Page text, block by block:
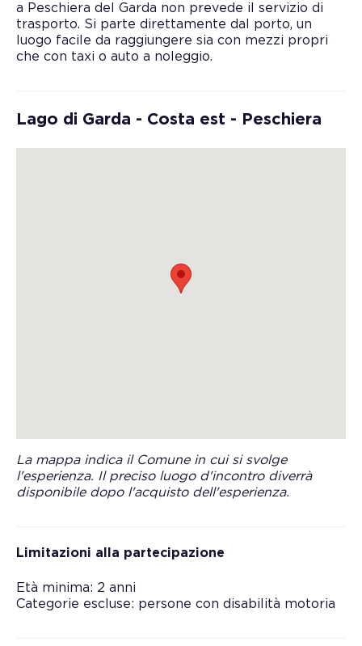
a Peschiera del Garda non prevede il servizio di
trasporto. Si parte direttamente dal porto, un
luogo facile da raggiungere sia con mezzi propri
che con taxi o auto a noleggio.
Lago di Garda - Costa est - Peschiera
La mappa indica il Comune in cui si svolge
l'esperienza. Il preciso luogo d'incontro diverrà
disponibile dopo l'acquisto dell'esperienza.
Limitazioni alla partecipazione
Età minima: 2 anni
Categorie escluse: persone con disabilità motoria